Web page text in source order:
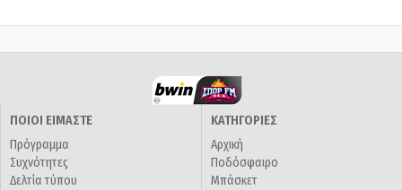
ΠΟΙΟΙ ΕΙΜΑΣΤΕ
Πρόγραμμα
Συχνότητες
Δελτία τύπου
ΚΑΤΗΓΟΡΙΕΣ
Αρχική
Ποδόσφαιρο
Μπάσκετ